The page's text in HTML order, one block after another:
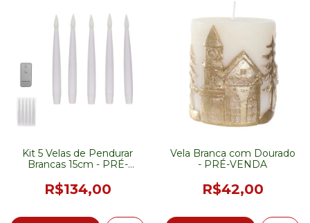
Kit 5 Velas de Pendurar
Brancas 15cm - PRÉ-
R$134,00
Vela Branca com Dourado
- PRÉ-VENDA
R$42,00